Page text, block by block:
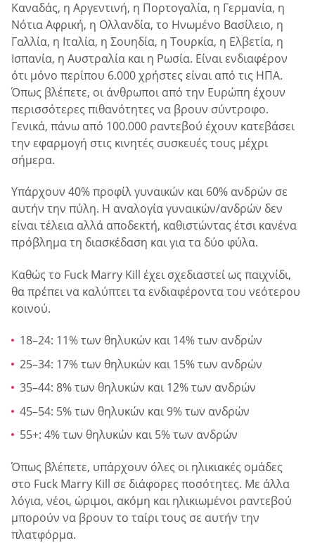
Καναδάς, η Αργεντινή, η Πορτογαλία, η Γερμανία, η
Νότια Αφρική, η Ολλανδία, το Ηνωμένο Βασίλειο, η
Γαλλία, η Ιταλία, η Σουηδία, η Τουρκία, η Ελβετία, η
Ισπανία, η Αυστραλία και η Ρωσία. Είναι ενδιαφέρον
ότι μόνο περίπου 6.000 χρήστες είναι από τις ΗΠΑ.
Όπως βλέπετε, οι άνθρωποι από την Ευρώπη έχουν
περισσότερες πιθανότητες να βρουν σύντροφο.
Γενικά, πάνω από 100.000 ραντεβού έχουν κατεβάσει
την εφαρμογή στις κινητές συσκευές τους μέχρι
σήμερα.
Υπάρχουν 40% προφίλ γυναικών και 60% ανδρών σε
αυτήν την πύλη. Η αναλογία γυναικών/ανδρών δεν
είναι τέλεια αλλά αποδεκτή, καθιστώντας έτσι κανένα
πρόβλημα τη διασκέδαση και για τα δύο φύλα.
Καθώς το Fuck Marry Kill έχει σχεδιαστεί ως παιχνίδι,
θα πρέπει να καλύπτει τα ενδιαφέροντα του νεότερου
κοινού.
18–24: 11% των θηλυκών και 14% των ανδρών
25–34: 17% των θηλυκών και 15% των ανδρών
35–44: 8% των θηλυκών και 12% των ανδρών
45–54: 5% των θηλυκών και 9% των ανδρών
55+: 4% των θηλυκών και 5% των ανδρών
Όπως βλέπετε, υπάρχουν όλες οι ηλικιακές ομάδες
στο Fuck Marry Kill σε διάφορες ποσότητες. Με άλλα
λόγια, νέοι, ώριμοι, ακόμη και ηλικιωμένοι ραντεβού
μπορούν να βρουν το ταίρι τους σε αυτήν την
πλατφόρμα.